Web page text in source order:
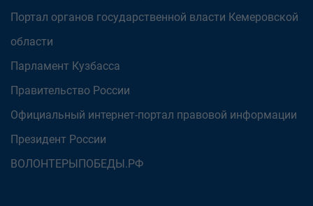
Портал органов государственной власти Кемеровской
области
Парламент Кузбасса
Правительство России
Официальный интернет-портал правовой информации
Президент России
ВОЛОНТЕРЫПОБЕДЫ.РФ